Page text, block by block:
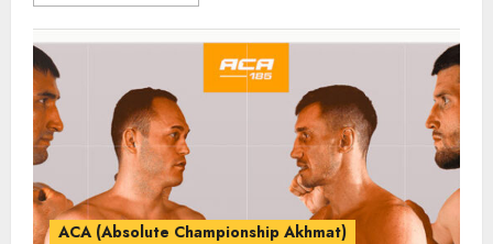
ACA (Absolute Championship Akhmat)